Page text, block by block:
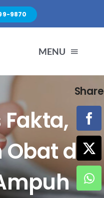
9870
MENU
di
Share